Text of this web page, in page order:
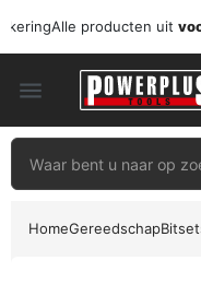
Alle producten uit
menu
HomeGereedschap